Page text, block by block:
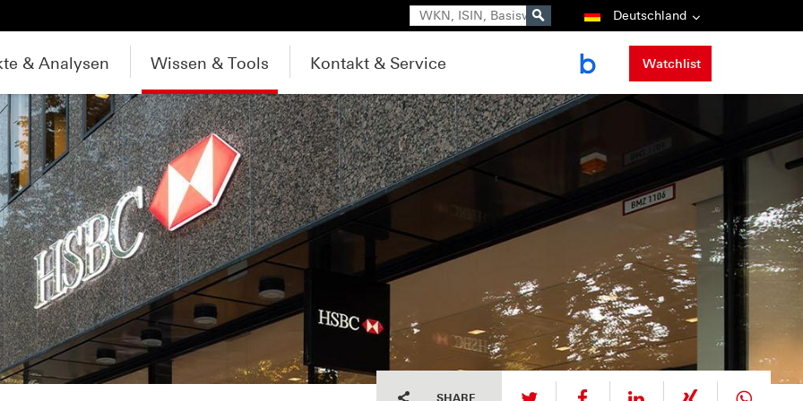
Suche Deutschland
& Analysen Wissen & Tools Kontakt & Service Watchlist
SHARE tweet mitteilen